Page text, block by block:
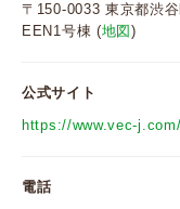
〒150-0033 東京都渋
EEN1号棟 (地図)
公式サイト
https://www.vec-
電話